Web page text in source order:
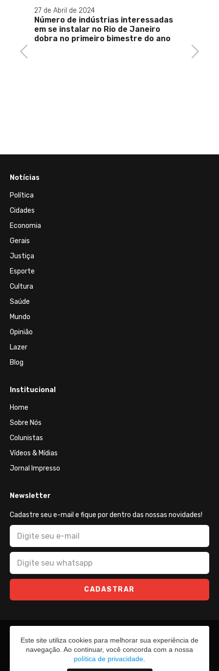
Previous
27 de Abril de 2024
Número de indústrias interessadas
em se instalar no Rio de Janeiro
dobra no primeiro bimestre do ano
Next
Notícias
Política
Cidades
Economia
Gerais
Justiça
Esporte
Cultura
Saúde
Mundo
Opinião
Lazer
Blog
Institucional
Home
Sobre Nós
Colunistas
Vídeos & Mídias
Jornal Impresso
Newsletter
Cadastre seu e-mail e fique por dentro das nossas novidades!
CADASTRAR
Este site utiliza cookies para melhorar sua experiência de
navegação. Ao continuar, você concorda com a nossa
política de privacidade